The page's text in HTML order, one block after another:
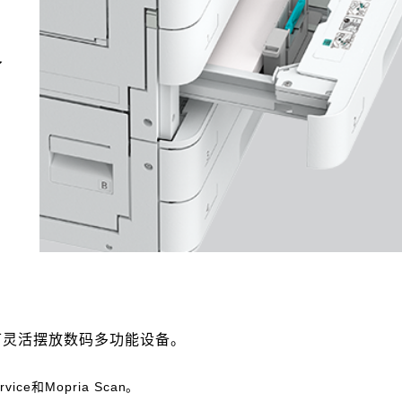
活摆放数码多功能设备。
和Mopria Scan。